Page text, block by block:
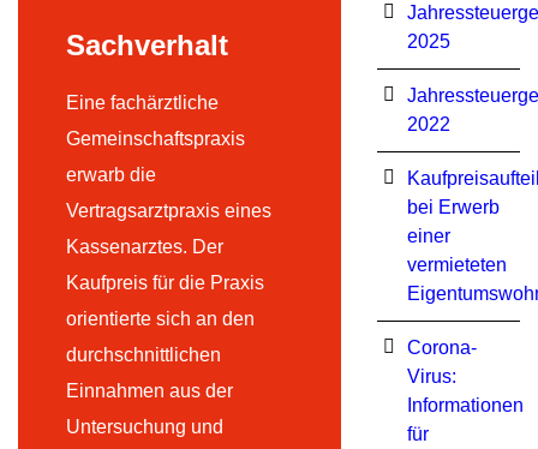
Sachverhalt
Eine fachärztliche
Gemeinschaftspraxis
erwarb die
Vertragsarztpraxis eines
Kassenarztes. Der
Kaufpreis für die Praxis
orientierte sich an den
durchschnittlichen
Einnahmen aus der
Untersuchung und
2025
2022
bei Erwerb
einer
vermieteten
Corona-
Virus:
Informationen
für